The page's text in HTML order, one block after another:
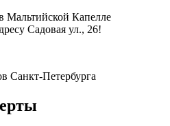
Мальтийской Капелле
Садовая ул., 26!
Санкт-Петербурга